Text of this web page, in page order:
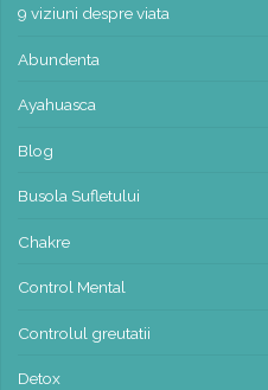
9 viziuni despre viata
Abundenta
Ayahuasca
Blog
Busola Sufletului
Chakre
Control Mental
Controlul greutatii
Detox